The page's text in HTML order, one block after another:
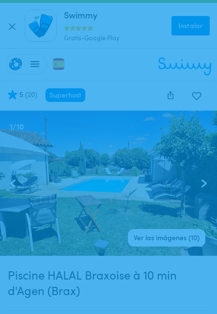
Swimmy
Gratis-Google Play
Instalar
5 (20) Superhost
1/10
Ver las imágenes (10)
Piscine HALAL Braxoise à 10 min
d'Agen (Brax)